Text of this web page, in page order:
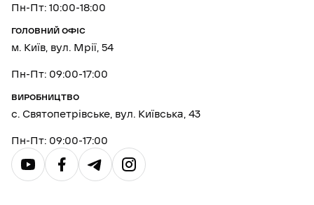
Пн-Пт: 10:00-18:00
ГОЛОВНИЙ ОФІС
м. Київ, вул. Мрії, 54
Пн-Пт: 09:00-17:00
ВИРОБНИЦТВО
с. Святопетрівське, вул. Київська, 43
Пн-Пт: 09:00-17:00